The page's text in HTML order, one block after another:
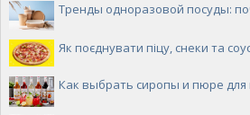
Тренды одноразовой посуды:
Як поєднувати піцу, снеки та
Как выбрать сиропы и пюре для